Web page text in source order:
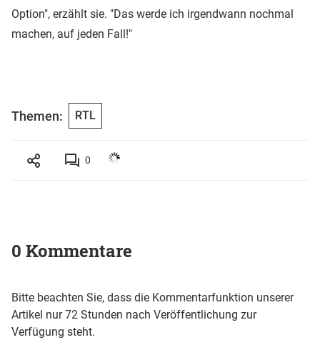
Option", erzählt sie. "Das werde ich irgendwann nochmal
machen, auf jeden Fall!"
Themen: RTL
0
0 Kommentare
Bitte beachten Sie, dass die Kommentarfunktion unserer
Artikel nur 72 Stunden nach Veröffentlichung zur
Verfügung steht.